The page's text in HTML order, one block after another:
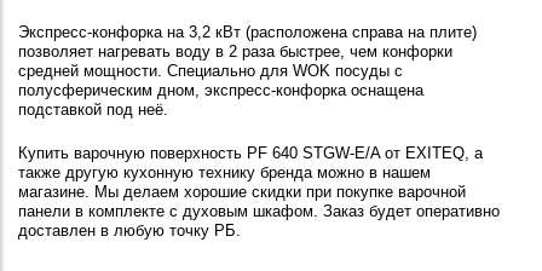
Экспресс-конфорка на 3,2 кВт (расположена справа на плите)
позволяет нагревать воду в 2 раза быстрее, чем конфорки
средней мощности. Специально для WOK посуды с
полусферическим дном, экспресс-конфорка оснащена
подставкой под неё.
Купить варочную поверхность PF 640 STGW-E/A от EXITEQ, а
также другую кухонную технику бренда можно в нашем
магазине. Мы делаем хорошие скидки при покупке варочной
панели в комплекте с духовым шкафом. Заказ будет оперативно
доставлен в любую точку РБ.